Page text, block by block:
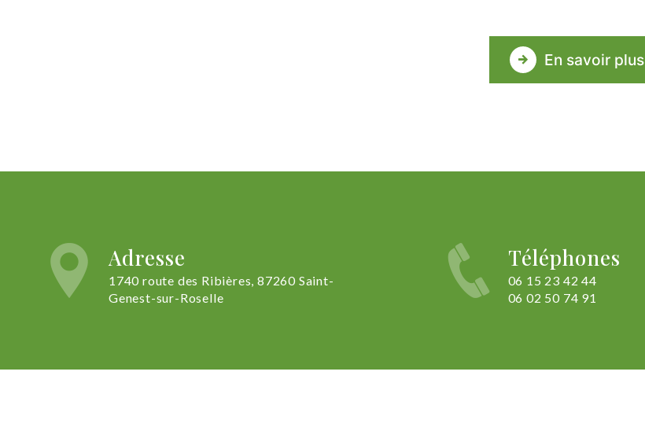
En savoir plus
Adresse
1740 route des Ribières, 87260 Saint-
Genest-sur-Roselle
Téléphones
06 15 23 42 44
06 02 50 74 91